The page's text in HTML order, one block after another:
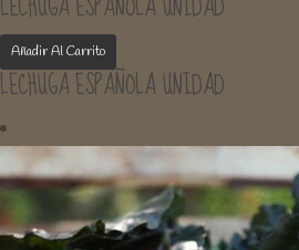
Añadir Al Carrito
LECHUGA ESPAÑOLA UNIDAD